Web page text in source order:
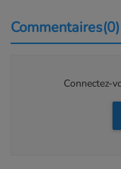
Commentaires(0)
Connectez-